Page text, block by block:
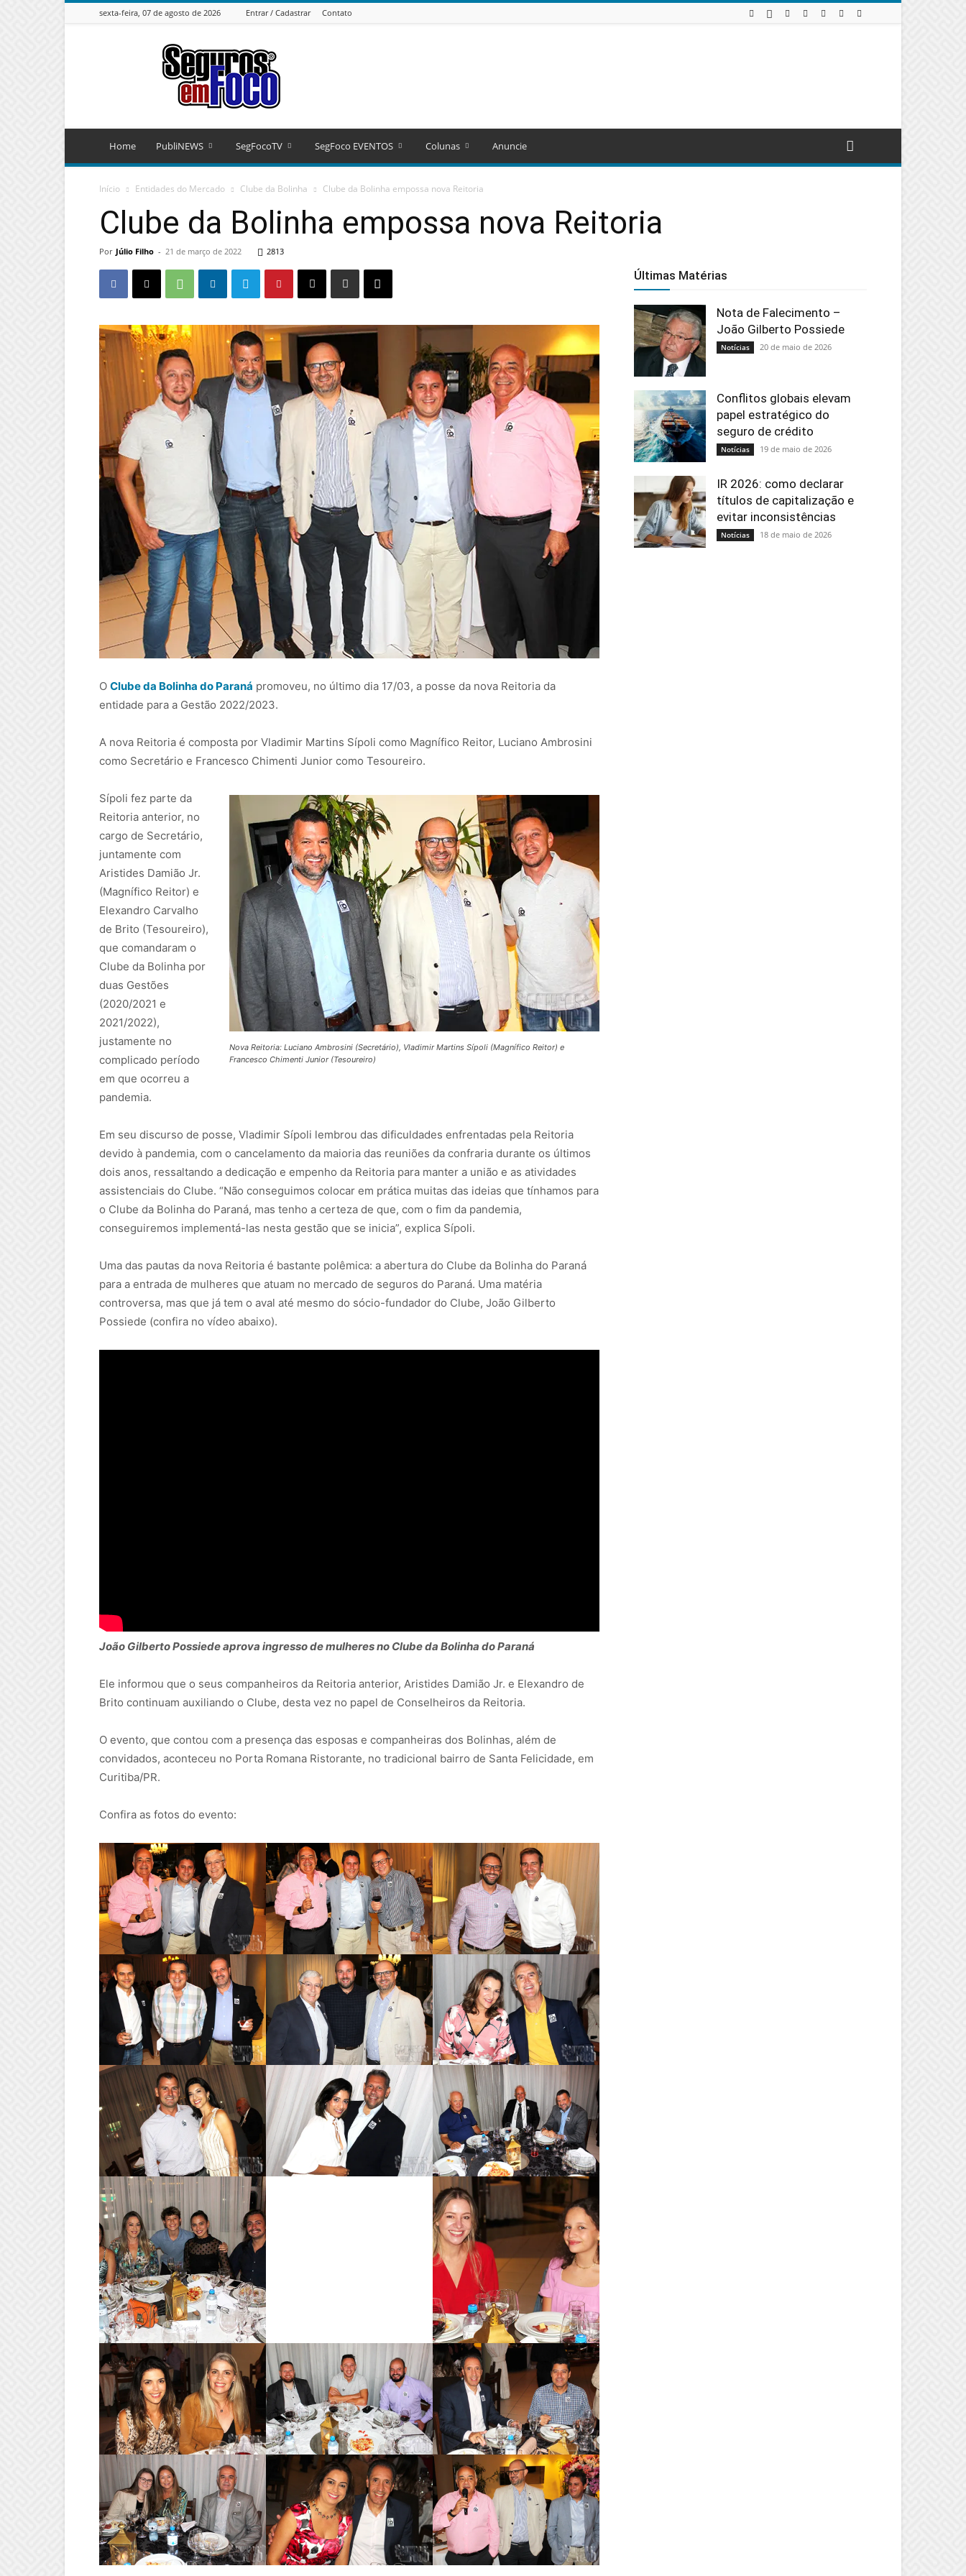
sexta-feira, 07 de agosto de 2026 Entrar / Cadastrar Contato
Seguros
em
Foco
Home PubliNEWS SegFocoTV SegFoco EVENTOS Colunas Anuncie
Início Entidades do Mercado Clube da Bolinha Clube da Bolinha empossa nova Reitoria
Clube da Bolinha empossa nova Reitoria
Por Júlio Filho - 21 de março de 2022 2813
O Clube da Bolinha do Paraná promoveu, no último dia 17/03, a posse da nova Reitoria da
entidade para a Gestão 2022/2023.
A nova Reitoria é composta por Vladimir Martins Sípoli como Magnífico Reitor, Luciano Ambrosini
como Secretário e Francesco Chimenti Junior como Tesoureiro.
Nova Reitoria: Luciano Ambrosini (Secretário), Vladimir Martins Sípoli (Magnífico Reitor) e
Francesco Chimenti Junior (Tesoureiro)
Sípoli fez parte da
Reitoria anterior, no
cargo de Secretário,
juntamente com
Aristides Damião Jr.
(Magnífico Reitor) e
Elexandro Carvalho
de Brito (Tesoureiro),
que comandaram o
Clube da Bolinha por
duas Gestões
(2020/2021 e
2021/2022),
justamente no
complicado período
em que ocorreu a
pandemia.
Em seu discurso de posse, Vladimir Sípoli lembrou das dificuldades enfrentadas pela Reitoria
devido à pandemia, com o cancelamento da maioria das reuniões da confraria durante os últimos
dois anos, ressaltando a dedicação e empenho da Reitoria para manter a união e as atividades
assistenciais do Clube. “Não conseguimos colocar em prática muitas das ideias que tínhamos para
o Clube da Bolinha do Paraná, mas tenho a certeza de que, com o fim da pandemia,
conseguiremos implementá-las nesta gestão que se inicia”, explica Sípoli.
Uma das pautas da nova Reitoria é bastante polêmica: a abertura do Clube da Bolinha do Paraná
para a entrada de mulheres que atuam no mercado de seguros do Paraná. Uma matéria
controversa, mas que já tem o aval até mesmo do sócio-fundador do Clube, João Gilberto
Possiede (confira no vídeo abaixo).
João Gilberto Possiede aprova ingresso de mulheres no Clube da Bolinha do Paraná
Ele informou que o seus companheiros da Reitoria anterior, Aristides Damião Jr. e Elexandro de
Brito continuam auxiliando o Clube, desta vez no papel de Conselheiros da Reitoria.
O evento, que contou com a presença das esposas e companheiras dos Bolinhas, além de
convidados, aconteceu no Porta Romana Ristorante, no tradicional bairro de Santa Felicidade, em
Curitiba/PR.
Confira as fotos do evento:
Últimas Matérias
Nota de Falecimento –
João Gilberto Possiede
Notícias 20 de maio de 2026
Conflitos globais elevam
papel estratégico do
seguro de crédito
Notícias 19 de maio de 2026
IR 2026: como declarar
títulos de capitalização e
evitar inconsistências
Notícias 18 de maio de 2026